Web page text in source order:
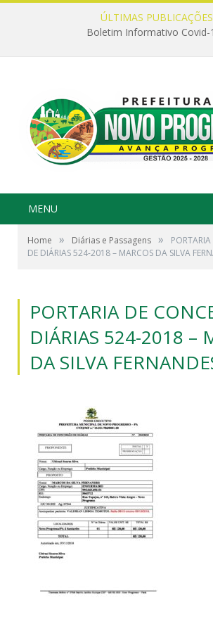
ÚLTIMAS
Boletim Informativo Covid-
MENU
Home » Diárias e Passagens »
DE DIÁRIAS 524-2018 – MARCOS DA SILVA
PORTARIA DE
DIÁRIAS 524-2018 –
DA SILVA